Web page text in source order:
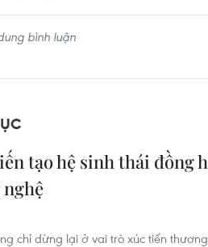
tạo hệ sinh thái đồng
chỉ dừng lại ở vai trò xúc tiến